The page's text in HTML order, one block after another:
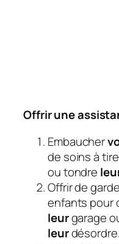
Offrir une
Embaucher
de soins à
ou tondre
Offrir de
enfants pour
leurgarage
leurdésordre.